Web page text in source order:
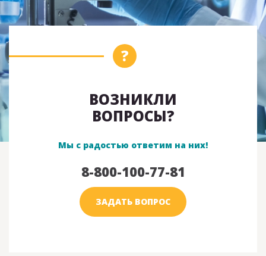
ВОЗНИКЛИ
ВОПРОСЫ?
Мы с радостью ответим на них!
8-800-100-77-81
ЗАДАТЬ ВОПРОС